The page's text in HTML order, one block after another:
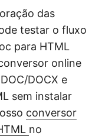
das
testar o fluxo
para HTML
online
DOCX e
sem instalar
conversor
no